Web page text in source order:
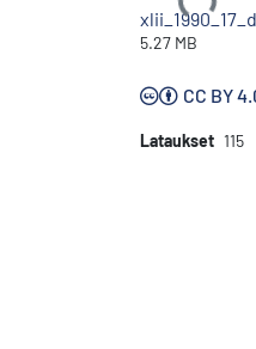
5.27 MB
CC BY
Lataukset 115